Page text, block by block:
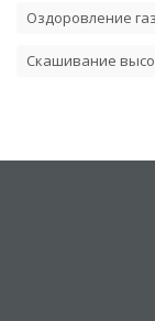
Оздоровление
Скашивание